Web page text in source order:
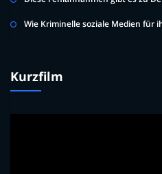
Wie Kriminelle soziale Medien für
Kurzfilm